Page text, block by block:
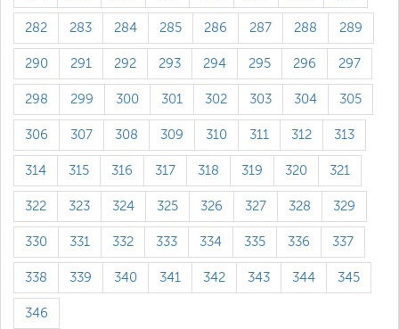
282 283 284 285 286 287 288 289
290 291 292 293 294 295 296 297
298 299 300 301 302 303 304 305
306 307 308 309 310 311 312 313
314 315 316 317 318 319 320 321
322 323 324 325 326 327 328 329
330 331 332 333 334 335 336 337
338 339 340 341 342 343 344 345
346